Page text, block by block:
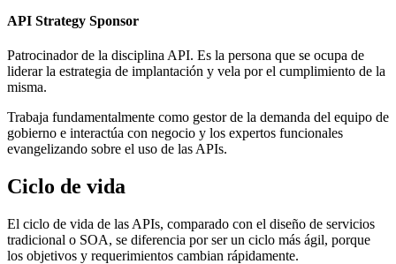
API Strategy Sponsor
Patrocinador de la disciplina API. Es la persona que se ocupa de
liderar la estrategia de implantación y vela por el cumplimiento de la
misma.
Trabaja fundamentalmente como gestor de la demanda del equipo de
gobierno e interactúa con negocio y los expertos funcionales
evangelizando sobre el uso de las APIs.
Ciclo de vida
El ciclo de vida de las APIs, comparado con el diseño de servicios
tradicional o SOA, se diferencia por ser un ciclo más ágil, porque
los objetivos y requerimientos cambian rápidamente.